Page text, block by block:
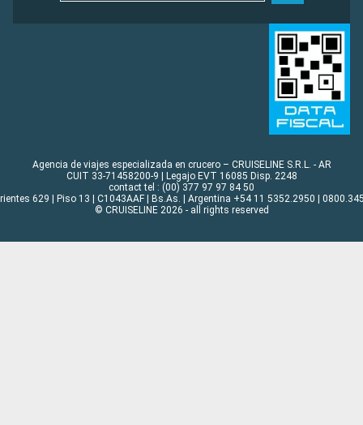
Agencia de viajes especializada en crucero – CRUISELINE S.R.L. - AR
CUIT 33-71458200-9 | Legajo EVT 16085 Disp. 2248
contact tel : (00) 377 97 97 84 50
629 | Piso 13 | C1043AAF | Bs.As. | Argentina +54 11 5352.2950 |
© CRUISELINE 2026 - all rights reserved